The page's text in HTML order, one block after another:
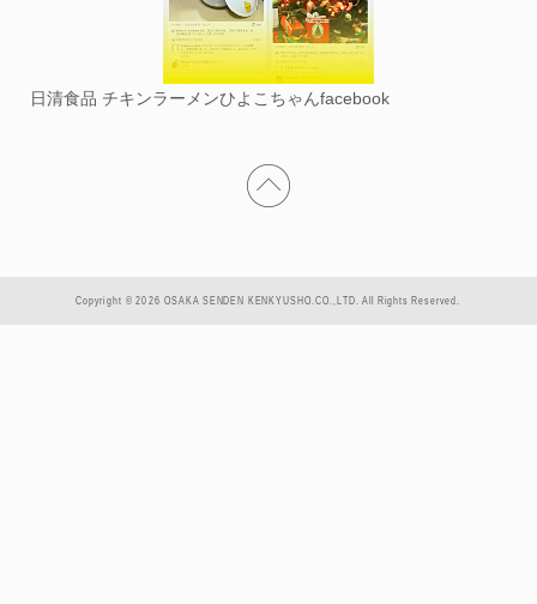
日清食品 チキンラーメンひよこちゃんfacebook
Copyright © 2026 OSAKA SENDEN KENKYUSHO.CO.,LTD. All Rights Reserved.